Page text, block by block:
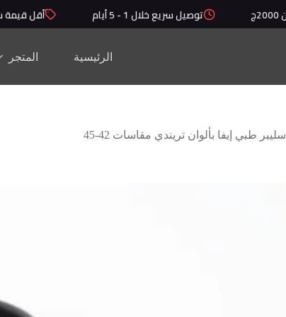
توصيل سريع خلال 1 - 5 أيام أقل قيمة شحن ثابت
الرئيسية المتجر
سليبر طبي إيفا بألوان تريندي مقاسات 42-45